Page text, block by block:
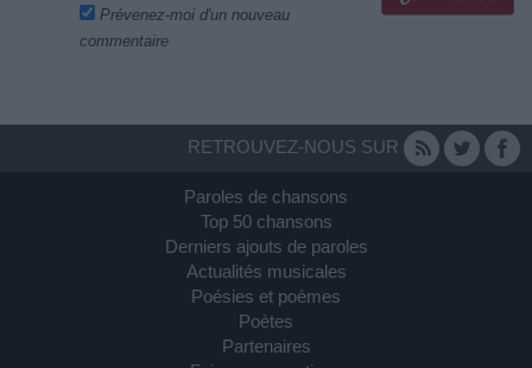
Prévenez-moi d'un nouveau
commentaire
RETROUVEZ-NOUS SUR
Paroles de chansons
Top 50 chansons
Derniers ajouts de paroles
Actualités musicales
Poésies et poèmes
Poètes
Partenaires